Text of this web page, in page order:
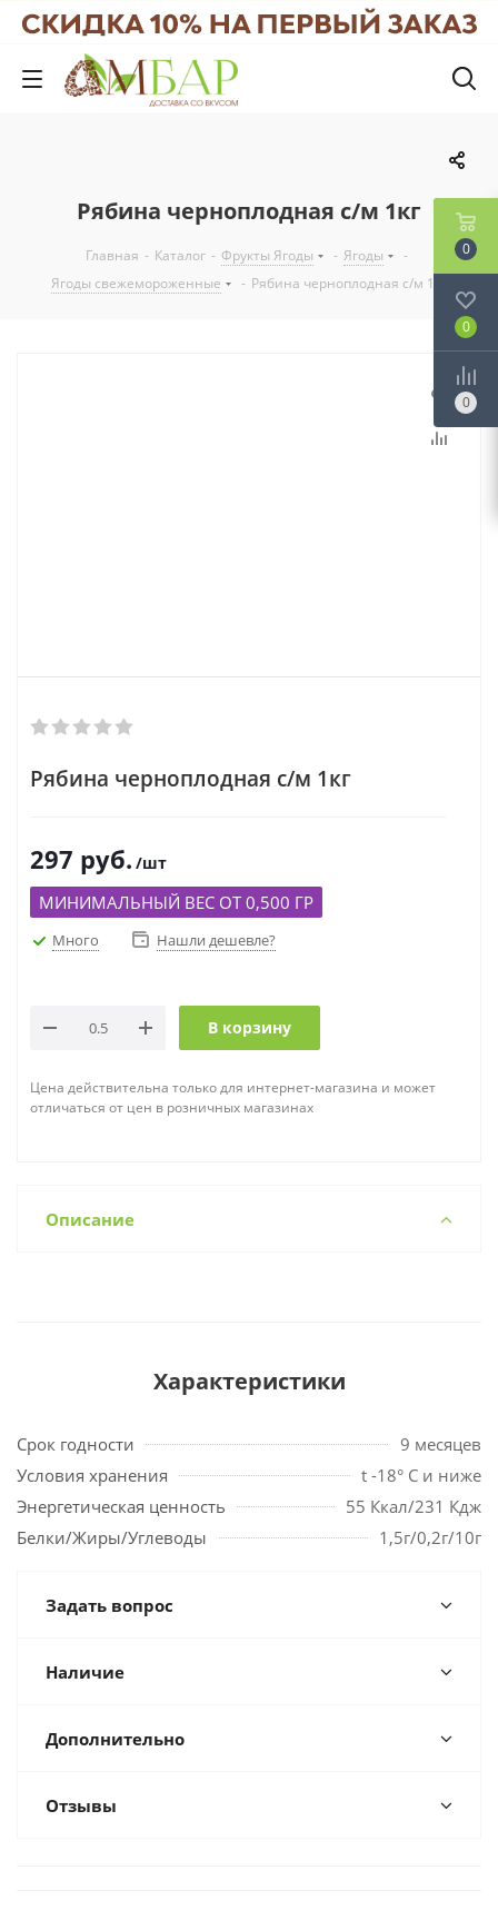
Рябина черноплодная с/м 1кг
Главная - Каталог - Фрукты Ягоды - Ягоды
-
Ягоды свежемороженные
- Рябина черноплодная с/м 1кг
Рябина черноплодная с/м 1кг
297 руб. /шт
МИНИМАЛЬНЫЙ ВЕС ОТ 0,500 ГР
Много Нашли дешевле?
В корзину
Цена действительна только для интернет-магазина и может
отличаться от цен в розничных магазинах
Описание
Характеристики
Срок годности
9 месяцев
Условия хранения
t -18° С и ниже
Энергетическая ценность
55 Ккал/231 Кдж
Белки/Жиры/Углеводы
1,5г/0,2г/10г
Задать вопрос
Наличие
Дополнительно
Отзывы
0
0
0